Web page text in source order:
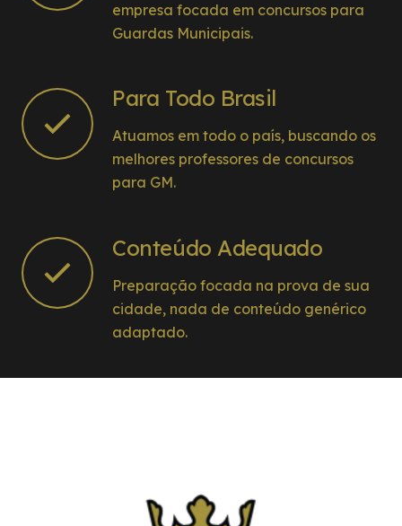
empresa focada em concursos para
Guardas Municipais.
Para Todo Brasil
Atuamos em todo o país, buscando os
melhores professores de concursos
para GM.
Conteúdo Adequado
Preparação focada na prova de sua
cidade, nada de conteúdo genérico
adaptado.